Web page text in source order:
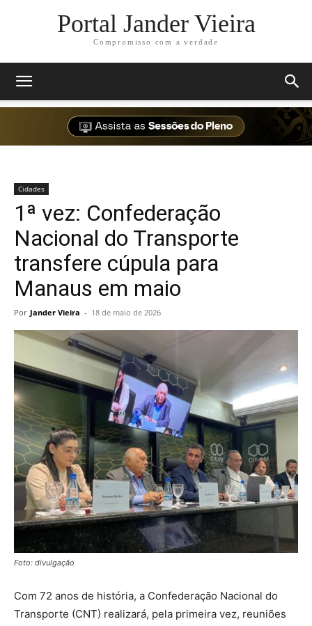
Portal Jander Vieira
Compromisso com a verdade
Cidades
1ª vez: Confederação
Nacional do Transporte
transfere cúpula para
Manaus em maio
Por Jander Vieira - 18 de maio de 2026
Foto: divulgação
Com 72 anos de história, a Confederação Nacional do
Transporte (CNT) realizará, pela primeira vez, reuniões